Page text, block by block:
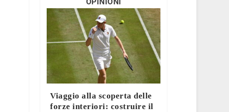
Viaggio alla scoperta delle
forze interiori: costruire il